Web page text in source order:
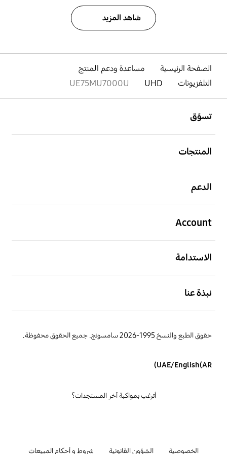
شاهد المزيد
الصفحة الرئيسية
مساعدة ودعم المنتج
التلفزيونات
UHD
UE75MU7000U
تسوّق
المنتجات
الدعم
Account
الاستدامة
نبذة عنا
حقوق الطبع والنسخ 1995-2026 سامسونج. جميع الحقوق محفوظة.
UAE/English(AR)
الخصوصية الشؤون القانونية شروط و أحكام المبيعات
أترغب بمواكبة آخر المستجدات؟